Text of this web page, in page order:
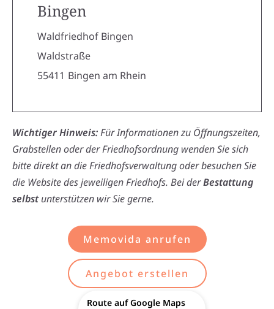
Bingen
Waldfriedhof Bingen
Waldstraße
55411 Bingen am Rhein
Wichtiger Hinweis:Für Informationen zu Öffnungszeiten,
Grabstellen oder der Friedhofsordnung wenden Sie sich
bitte direkt an die Friedhofsverwaltung oder besuchen Sie
die Website des jeweiligen Friedhofs. Bei derBestattung
selbstunterstützen wir Sie gerne.
Memovida anrufen
Angebot erstellen
Route auf Google Maps